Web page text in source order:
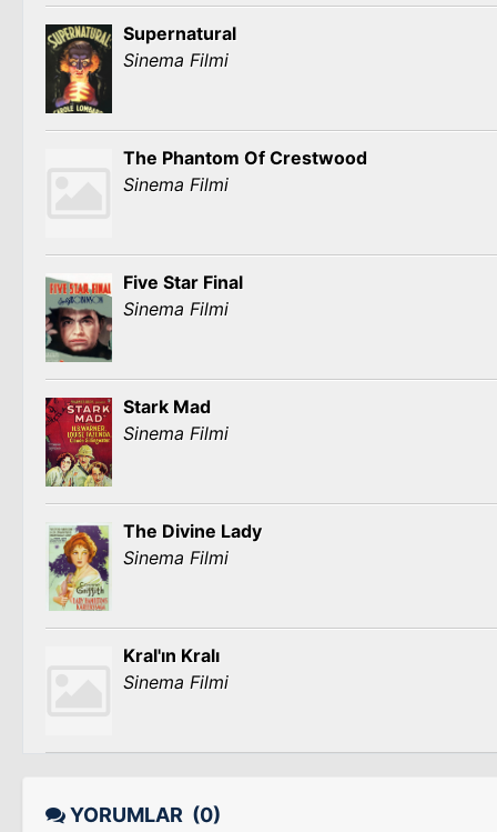
Supernatural
Sinema Filmi
The Phantom Of Crestwood
Sinema Filmi
Five Star Final
Sinema Filmi
Stark Mad
Sinema Filmi
The Divine Lady
Sinema Filmi
Kral'ın Kralı
Sinema Filmi
YORUMLAR (0)